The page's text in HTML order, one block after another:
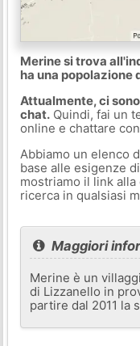
Merine si trova
ha una popolazione
Attualmente, ci
chat.Quindi, fai un
online e chattare
Abbiamo un elenco
base alle esigenze
mostriamo il link
ricerca in qualsiasi
Maggiori
Merine è un
di Lizzanello in
partire dal 2011 la